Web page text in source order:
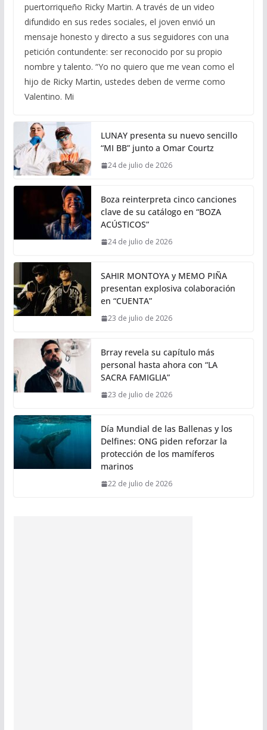
puertorriqueño Ricky Martin. A través de un video
difundido en sus redes sociales, el joven envió un
mensaje honesto y directo a sus seguidores con una
petición contundente: ser reconocido por su propio
nombre y talento. “Yo no quiero que me vean como el
hijo de Ricky Martin, ustedes deben de verme como
Valentino. Mi
LUNAY presenta su nuevo sencillo
“MI BB” junto a Omar Courtz
24 de julio de 2026
Boza reinterpreta cinco canciones
clave de su catálogo en “BOZA
ACÚSTICOS”
24 de julio de 2026
SAHIR MONTOYA y MEMO PIÑA
presentan explosiva colaboración
en “CUENTA”
23 de julio de 2026
Brray revela su capítulo más
personal hasta ahora con “LA
SACRA FAMIGLIA”
23 de julio de 2026
Día Mundial de las Ballenas y los
Delfines: ONG piden reforzar la
protección de los mamíferos
marinos
22 de julio de 2026